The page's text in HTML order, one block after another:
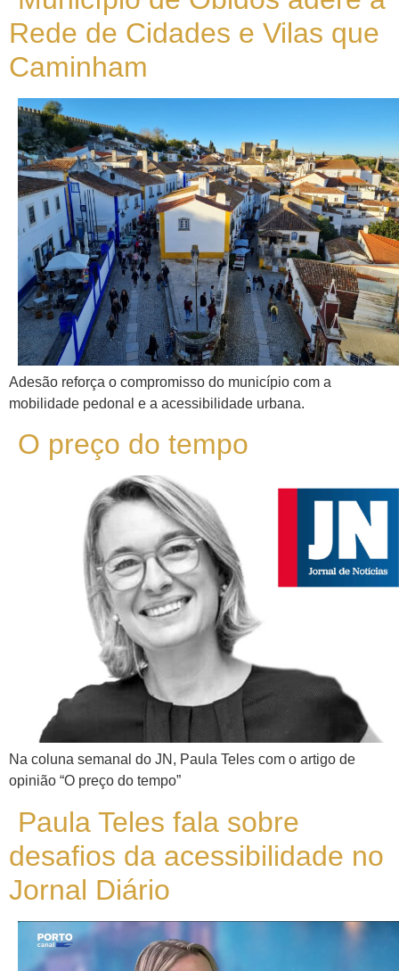
Rede de Cidades e Vilas que
Caminham
Adesão reforça o compromisso do município com a
mobilidade pedonal e a acessibilidade urbana.
O preço do tempo
Na coluna semanal do JN, Paula Teles com o artigo de
opinião “O preço do tempo”
Paula Teles fala sobre
desafios da acessibilidade no
Jornal Diário